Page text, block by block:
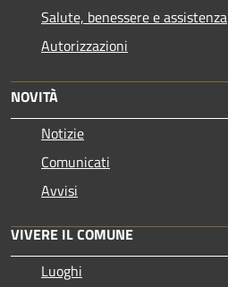
Salute, benessere e assistenza
Autorizzazioni
NOVITÀ
Notizie
Comunicati
Avvisi
VIVERE IL COMUNE
Luoghi